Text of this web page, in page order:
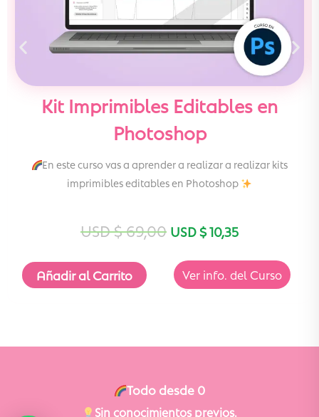
Kit Imprimibles Editables en
Photoshop
En este curso vas a aprender a realizar a realizar kits
imprimibles editables en Photoshop
USD $69,00 USD $10,35
Añadir al Carrito Ver info. del Curso
Todo desde 0
Sin conocimientos previos.